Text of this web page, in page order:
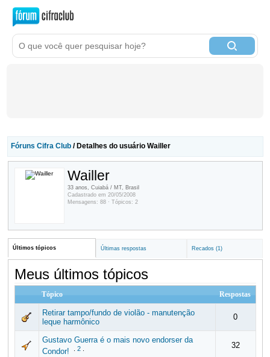
Fóruns Cifra Club/ Detalhes do usuário Wailler
Wailler
33 anos, Cuiabá / MT, Brasil
Cadastrado em 20/05/2008
Mensagens: 88 · Tópicos: 2
Últimos tópicos Últimas respostas Recados (1)
Meus últimos tópicos
Tópico Respostas
Retirar tampo/fundo de violão - manutenção
leque harmônico
0
Gustavo Guerra é o mais novo endorser da
Condor!
2. 32